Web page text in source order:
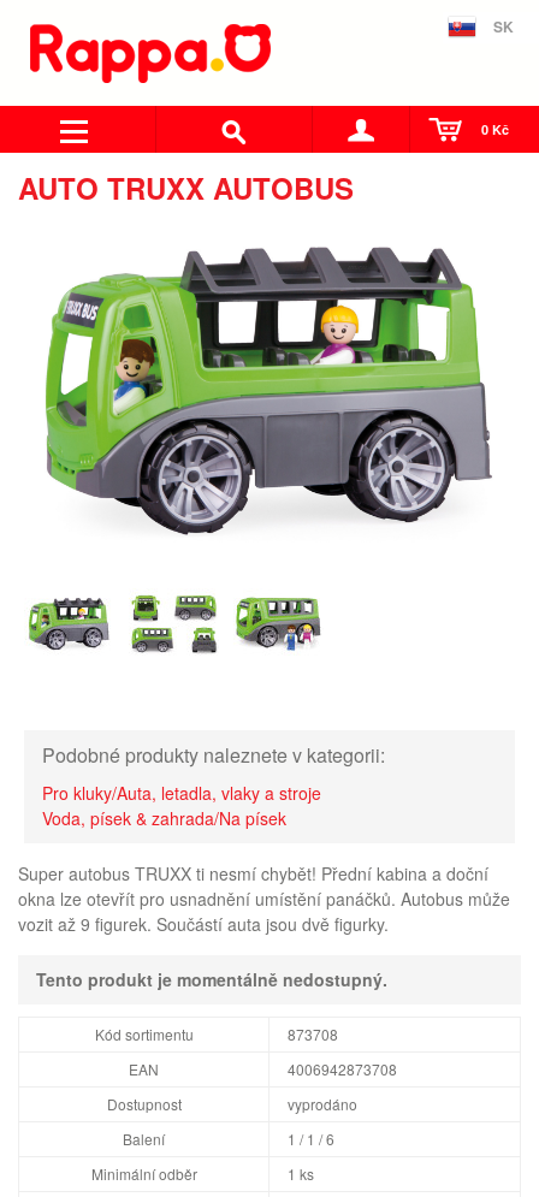
SK
0 Kč
AUTO TRUXX AUTOBUS
Podobné produkty naleznete v kategorii:
Pro kluky/Auta, letadla, vlaky a stroje
Voda, písek & zahrada/Na písek
Super autobus TRUXX ti nesmí chybět! Přední kabina a doční
okna lze otevřít pro usnadnění umístění panáčků. Autobus může
vozit až 9 figurek. Součástí auta jsou dvě figurky.
Tento produkt je momentálně nedostupný.
Kód sortimentu
873708
EAN
4006942873708
Dostupnost
vyprodáno
Balení
1 / 1 / 6
Minimální odběr
1 ks